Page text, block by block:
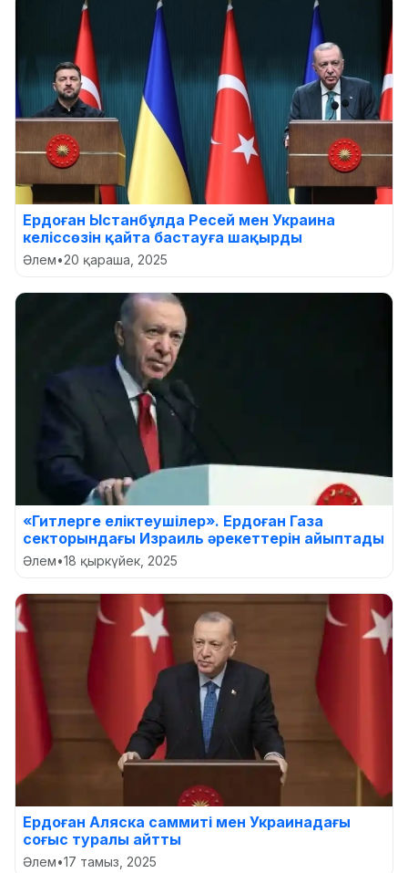
Ердоған Ыстанбұлда Ресей мен Украина
келіссөзін қайта бастауға шақырды
Әлем•20 қараша, 2025
«Гитлерге еліктеушілер». Ердоған Газа
секторындағы Израиль әрекеттерін айыптады
Әлем•18 қыркүйек, 2025
Ердоған Аляска саммиті мен Украинадағы
соғыс туралы айтты
Әлем•17 тамыз, 2025